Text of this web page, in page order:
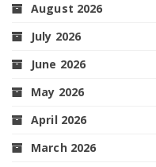
August 2026
July 2026
June 2026
May 2026
April 2026
March 2026